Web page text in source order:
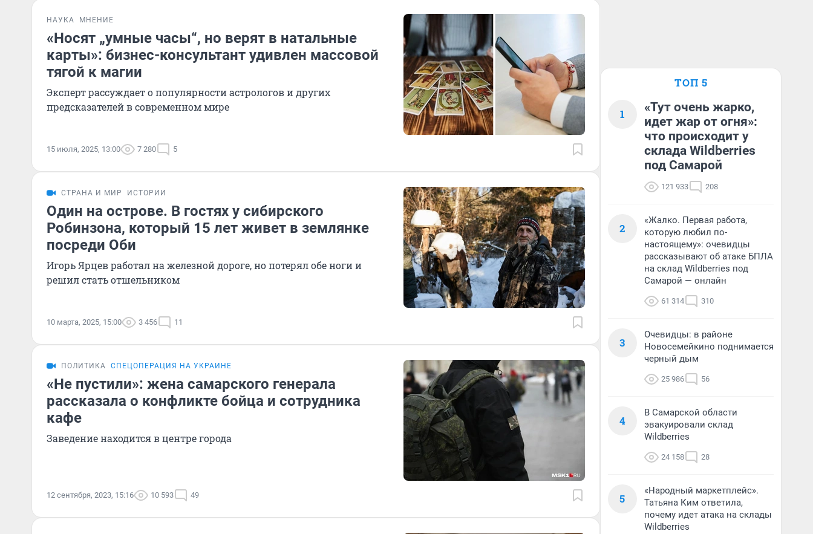
НАУКА МНЕНИЕ
«Носят „умные часы“, но верят в натальные
карты»: бизнес-консультант удивлен массовой
тягой к магии
Эксперт рассуждает о популярности астрологов и других
предсказателей в современном мире
15 июля, 2025, 13:00 7 280 5
СТРАНА И МИР ИСТОРИИ
Один на острове. В гостях у сибирского
Робинзона, который 15 лет живет в землянке
посреди Оби
Игорь Ярцев работал на железной дороге, но потерял обе ноги и
решил стать отшельником
10 марта, 2025, 15:00 3 456 11
ПОЛИТИКА СПЕЦОПЕРАЦИЯ НА УКРАИНЕ
«Не пустили»: жена самарского генерала
рассказала о конфликте бойца и сотрудника
кафе
Заведение находится в центре города
12 сентября, 2023, 15:16 10 593 49
ТОП 5
1
«Тут очень жарко,
идет жар от огня»:
что происходит у
склада Wildberries
под Самарой
121 933 208
2
«Жалко. Первая работа,
которую любил по-
настоящему»: очевидцы
рассказывают об атаке БПЛА
на склад Wildberries под
Самарой — онлайн
61 314 310
3
Очевидцы: в районе
Новосемейкино поднимается
черный дым
25 986 56
4
В Самарской области
эвакуировали склад
Wildberries
24 158 28
5
«Народный маркетплейс».
Татьяна Ким ответила,
почему идет атака на склады
Wildberries